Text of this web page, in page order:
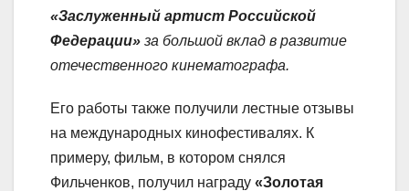
«Заслуженный артист Российской
Федерации» за большой вклад в развитие
отечественного кинематографа.
Его работы также получили лестные отзывы
на международных кинофестивалях. К
примеру, фильм, в котором снялся
Фильченков, получил награду «Золотая